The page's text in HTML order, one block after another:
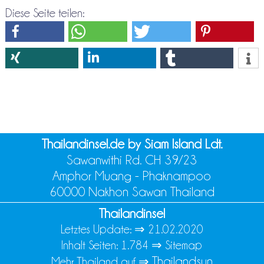
Diese Seite teilen:
Thailandinsel.de by Siam Island Ldt.
Sawanwithi Rd. CH 39/23
Amphor Muang - Phaknampoo
60000 Nakhon Sawan Thailand
Thailandinsel
Letztes Update: ⇒ 21.02.2020
Inhalt Seiten: 1.784 ⇒ Sitemap
Mehr Thailand auf ⇒ Thailandsun